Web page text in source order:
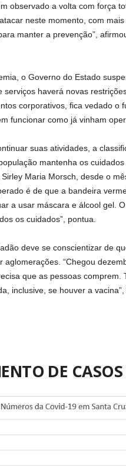
observado a volta com força
neste momento, com
manter a prevenção”,
o Governo do Estado
serviços haverá novas
corporativos, fica vedado o
funcionar como já vinham
suas atividades, a
mantenha os
Maria Morsch, desde o
é de que a bandeira
a usar máscara e álcool gel.
os cuidados”, pontua.
deve se conscientizar de
aglomerações. “Chegou
que as pessoas comprem.
inclusive, se houver a vacina”,
DE